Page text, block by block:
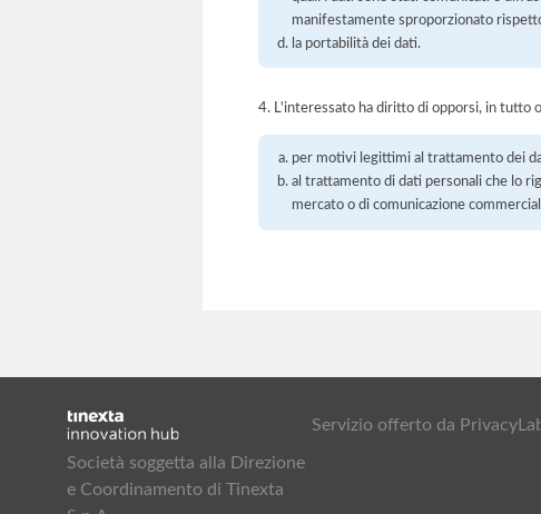
manifestamente sproporzionato
la portabilità dei dati.
4. L'interessato ha diritto di opporsi, in tutto
per motivi legittimi al trattamento dei
al trattamento di dati personali che lo
mercato o di comunicazione
Società soggetta alla Direzione
e Coordinamento di Tinexta
Servizio offerto da